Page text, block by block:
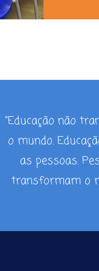
g
“Educação não
o mundo.
as pessoas.
transformam o